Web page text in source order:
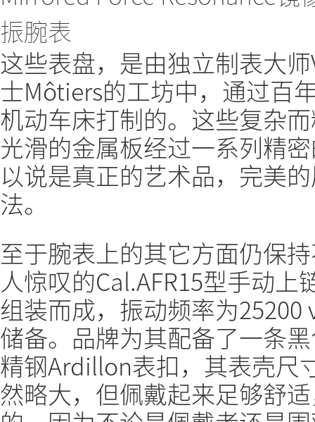
这些表盘，是由独立制表大
士Môtiers的工坊中，通过百
机动车床打制的。这些复杂
光滑的金属板经过一系列精
以说是真正的艺术品，完美
法。
至于腕表上的其它方面仍保
人惊叹的Cal.AFR15型手动
组装而成，振动频率为
储备。品牌为其配备了一条
精钢Ardillon表扣，其表壳尺
然略大，但佩戴起来足够舒